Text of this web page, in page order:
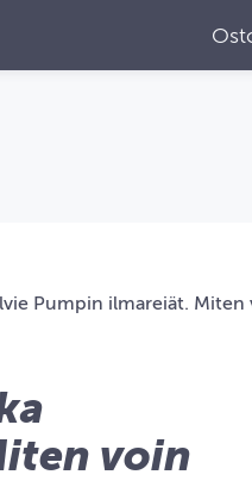
Pumpin ilmareiät. Miten
voin